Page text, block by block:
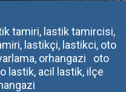
tamiri, lastik tamircisi,
lastikçi, lastikci, oto
orhangazi oto
lastik, acil lastik, ilçe